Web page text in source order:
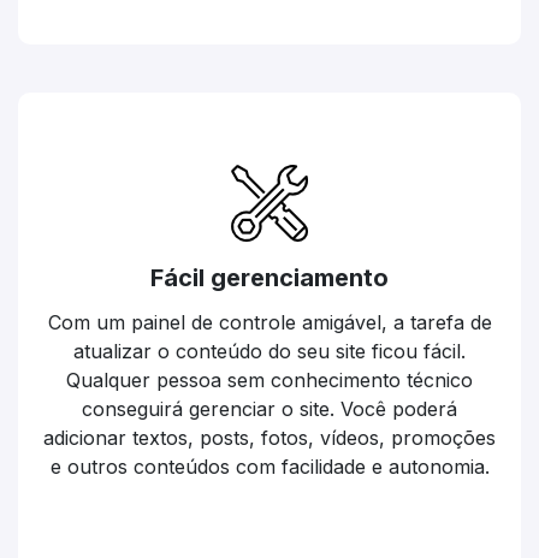
Fácil gerenciamento
Com um painel de controle amigável, a tarefa de
atualizar o conteúdo do seu site ficou fácil.
Qualquer pessoa sem conhecimento técnico
conseguirá gerenciar o site. Você poderá
adicionar textos, posts, fotos, vídeos, promoções
e outros conteúdos com facilidade e autonomia.